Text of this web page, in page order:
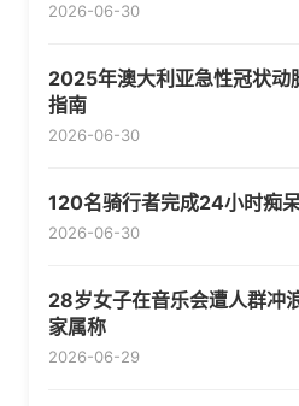
2026-06-30
2025年澳大利亚急性冠状动
指南
2026-06-30
120名骑行者完成24小时痴
2026-06-30
28岁女子在音乐会遭人群冲
家属称
2026-06-29